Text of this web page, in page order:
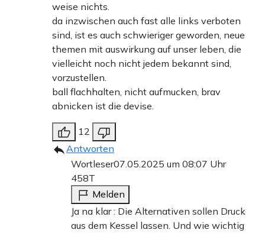
weise nichts.
da inzwischen auch fast alle links verboten
sind, ist es auch schwieriger geworden, neue
themen mit auswirkung auf unser leben, die
vielleicht noch nicht jedem bekannt sind,
vorzustellen.
ball flachhalten, nicht aufmucken, brav
abnicken ist die devise.
12
Antworten
Wortleser07.05.2025 um 08:07 Uhr
458T
Melden
Ja na klar : Die Alternativen sollen Druck
aus dem Kessel lassen. Und wie wichtig